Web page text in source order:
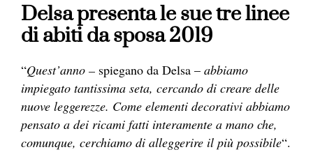
Delsa presenta le sue tre linee
di abiti da sposa 2019
“Quest’anno – spiegano da Delsa – abbiamo
impiegato tantissima seta, cercando di creare delle
nuove leggerezze. Come elementi decorativi abbiamo
pensato a dei ricami fatti interamente a mano che,
comunque, cerchiamo di alleggerire il più possibile“.